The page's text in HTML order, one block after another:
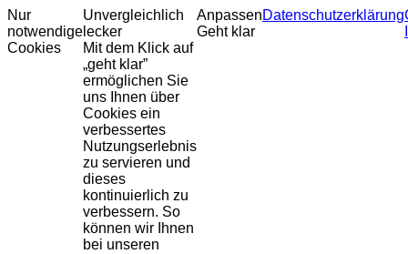
Nur
notwendige
Cookies
Unvergleichlich
lecker
Mit dem Klick auf
„geht klar”
ermöglichen Sie
uns Ihnen über
Cookies ein
verbessertes
Nutzungserlebnis
zu servieren und
dieses
kontinuierlich zu
verbessern. So
können wir Ihnen
bei unseren
Anpassen
Geht klar
Datenschutzerklärung